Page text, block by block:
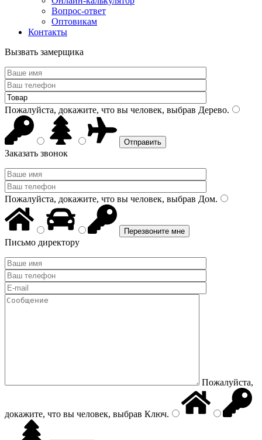
Вопрос-ответ
Оптовикам
Контакты
Вызвать замерщика
Пожалуйста, докажите, что вы человек, выбрав Дерево.
Заказать звонок
Пожалуйста, докажите, что вы человек, выбрав Дом.
Письмо директору
Пожалуйста,
докажите, что вы человек, выбрав Ключ.